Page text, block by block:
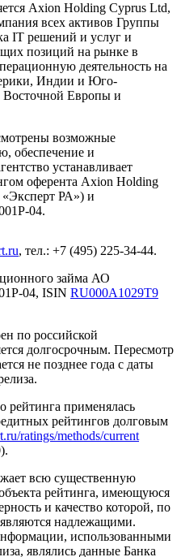
Axion Holding Cyprus Ltd,
всех активов Группы
IT решений и услуг и
позиций на рынке в
деятельность на
Индии и Юго-
Восточной Европы и
возможные
обеспечение и
устанавливает
оферента Axion Holding
РА») и
04.
, тел.: +7 (495) 225-34-44.
займа АО
04, ISIN RU000A1029T9
по российской
долгосрочным. Пересмотр
не позднее года с даты
рейтинга применялась
рейтингов долговым
ratings/methods/current
всю существенную
рейтинга, имеющуюся
и качество которой, по
надлежащими.
использованными
являлись данные Банка